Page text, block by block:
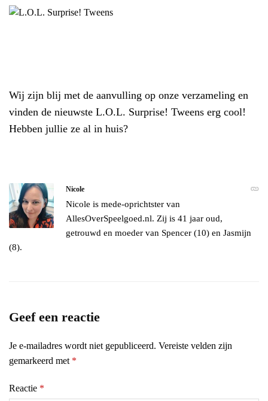
Wij zijn blij met de aanvulling op onze verzameling en
vinden de nieuwste L.O.L. Surprise! Tweens erg cool!
Hebben jullie ze al in huis?
Nicole
Nicole is mede-oprichtster van
AllesOverSpeelgoed.nl. Zij is 41 jaar oud,
getrouwd en moeder van Spencer (10) en Jasmijn
(8).
Geef een reactie
Je e-mailadres wordt niet gepubliceerd. Vereiste velden zijn
gemarkeerd met *
Reactie *